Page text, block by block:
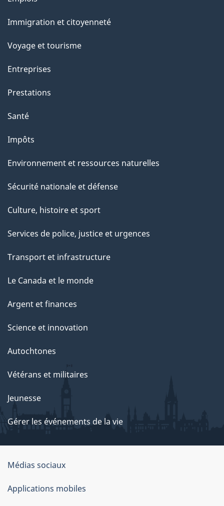
sujets
Immigration et citoyenneté
Voyage et tourisme
Entreprises
Prestations
Santé
Impôts
Environnement et ressources naturelles
Sécurité nationale et défense
Culture, histoire et sport
Services de police, justice et urgences
Transport et infrastructure
Le Canada et le monde
Argent et finances
Science et innovation
Autochtones
Vétérans et militaires
Jeunesse
Gérer les événements de la vie
Organisation
du
gouvernement
Médias sociaux
Applications mobiles